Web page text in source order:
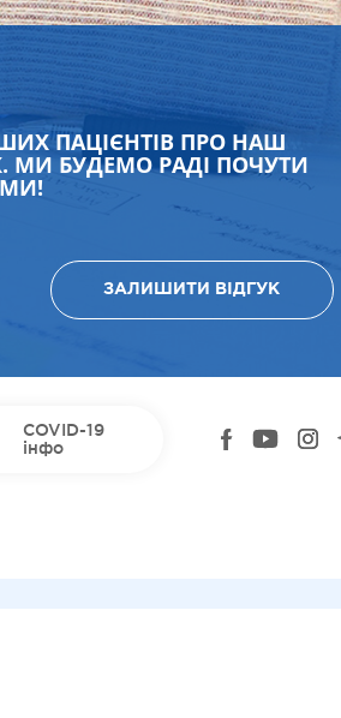
ПАЦІЄНТІВ ПРО НАШ
МИ БУДЕМО РАДІ ПОЧУТИ
ЗАЛИШИТИ ВІДГУК
COVID-19
інфо